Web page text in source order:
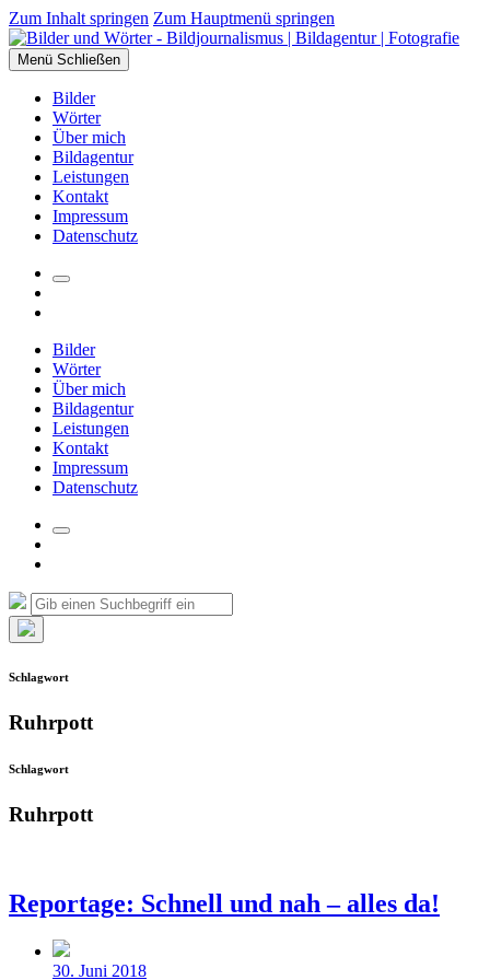
Zum Inhalt springen Zum Hauptmenü springen
Menü Schließen
Bilder
Wörter
Über mich
Bildagentur
Leistungen
Kontakt
Impressum
Datenschutz
Suchfeld
Bilder
Wörter
Über mich
Bildagentur
Leistungen
Kontakt
Impressum
Datenschutz
Suchfeld
Suche
nach:
Suchen
Such-
verbergen
Schlagwort
Ruhrpott
Schlagwort
Ruhrpott
Reportage: Schnell und nah – alles da!
Beitragsdatum
30. Juni 2018